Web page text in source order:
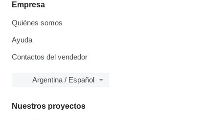
Empresa
Quiénes somos
Ayuda
Contactos del vendedor
Argentina / Español
Nuestros proyectos